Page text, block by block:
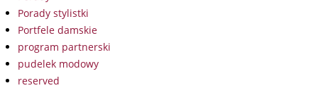
Porady stylistki
Portfele damskie
program partnerski
pudelek modowy
reserved